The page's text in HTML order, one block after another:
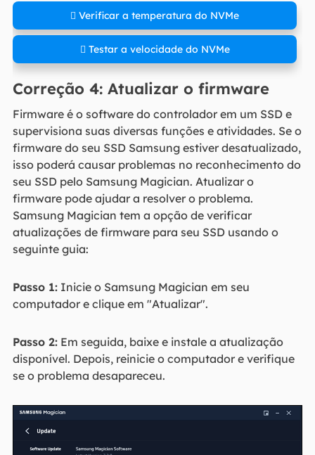
 Verificar a temperatura do NVMe
 Testar a velocidade do NVMe
Correção 4: Atualizar o firmware
Firmware é o software do controlador em um SSD e
supervisiona suas diversas funções e atividades. Se o
firmware do seu SSD Samsung estiver desatualizado,
isso poderá causar problemas no reconhecimento do
seu SSD pelo Samsung Magician. Atualizar o
firmware pode ajudar a resolver o problema.
Samsung Magician tem a opção de verificar
atualizações de firmware para seu SSD usando o
seguinte guia:
Passo 1:Inicie o Samsung Magician em seu
computador e clique em "Atualizar".
Passo 2:Em seguida, baixe e instale a atualização
disponível. Depois, reinicie o computador e verifique
se o problema desapareceu.